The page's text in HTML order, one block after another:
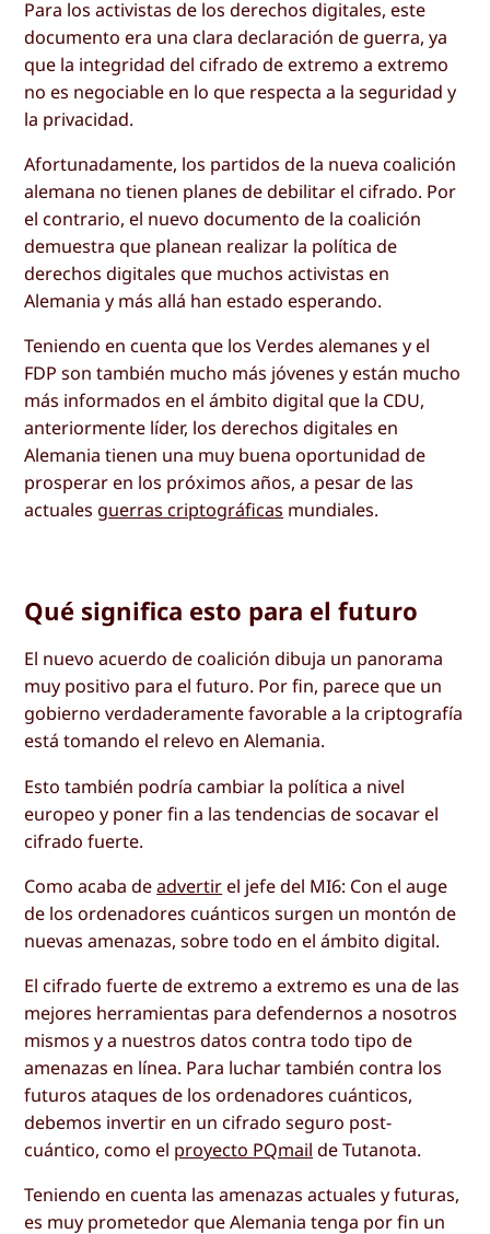
Para los activistas de los derechos digitales, este
documento era una clara declaración de guerra, ya
que la integridad del cifrado de extremo a extremo
no es negociable en lo que respecta a la seguridad y
la privacidad.
Afortunadamente, los partidos de la nueva coalición
alemana no tienen planes de debilitar el cifrado. Por
el contrario, el nuevo documento de la coalición
demuestra que planean realizar la política de
derechos digitales que muchos activistas en
Alemania y más allá han estado esperando.
Teniendo en cuenta que los Verdes alemanes y el
FDP son también mucho más jóvenes y están mucho
más informados en el ámbito digital que la CDU,
anteriormente líder, los derechos digitales en
Alemania tienen una muy buena oportunidad de
prosperar en los próximos años, a pesar de las
actuales guerras criptográficas mundiales.
Qué significa esto para el futuro
El nuevo acuerdo de coalición dibuja un panorama
muy positivo para el futuro. Por fin, parece que un
gobierno verdaderamente favorable a la criptografía
está tomando el relevo en Alemania.
Esto también podría cambiar la política a nivel
europeo y poner fin a las tendencias de socavar el
cifrado fuerte.
Como acaba deadvertir el jefe del MI6: Con el auge
de los ordenadores cuánticos surgen un montón de
nuevas amenazas, sobre todo en el ámbito digital.
El cifrado fuerte de extremo a extremo es una de las
mejores herramientas para defendernos a nosotros
mismos y a nuestros datos contra todo tipo de
amenazas en línea. Para luchar también contra los
futuros ataques de los ordenadores cuánticos,
debemos invertir en un cifrado seguro post-
cuántico, como el proyecto PQmail de Tutanota.
Teniendo en cuenta las amenazas actuales y futuras,
es muy prometedor que Alemania tenga por fin un